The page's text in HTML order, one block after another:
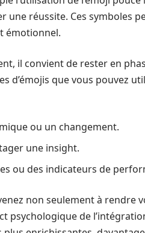
une réussite. Ces symboles
émotionnel.
il convient de rester en
d’émojis que vous pouvez
ou un changement.
une insight.
ou des indicateurs de
non seulement à rendre
psychologique de